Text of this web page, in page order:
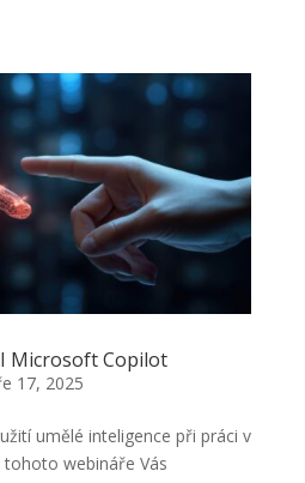
Microsoft Copilot
17, 2025
umělé inteligence při práci v
webináře Vás